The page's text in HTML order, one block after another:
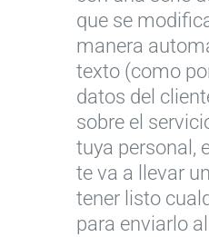
que se
manera
texto (como
datos del
sobre el
tuya personal,
te va a llevar
tener listo
para enviarlo